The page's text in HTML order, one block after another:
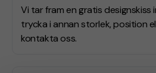
Vi tar fram en gratis designskiss
trycka i annan storlek, position
kontakta oss.